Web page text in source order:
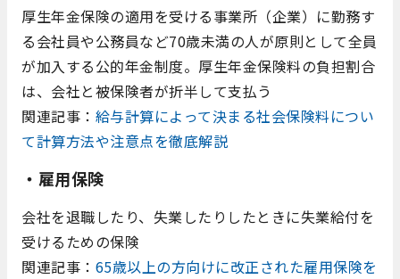
厚生年金保険の適用を受ける事業所（企業）に勤務す
る会社員や公務員など70歳未満の人が原則として全員
が加入する公的年金制度。 厚生年金保険料の負担割合
は、会社と被保険者が折半して支払う
関連記事： 給与計算によって決まる社会保険料につい
て計算方法や注意点を徹底解説
・雇用保険
会社を退職したり、失業したりしたときに失業給付を
受けるための保険
関連記事： 65歳以上の方向けに改正された雇用保険を